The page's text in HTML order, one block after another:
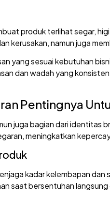
produk terlihat segar,
kerusakan, namun juga
yang sesuai kebutuhan
dan wadah yang
Pentingnya
juga bagian dari identitas
meningkatkan
kadar kelembapan
saat bersentuhan